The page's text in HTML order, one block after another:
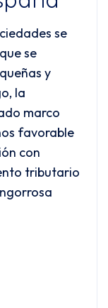
se
se
y
la
marco
favorable
con
tributario